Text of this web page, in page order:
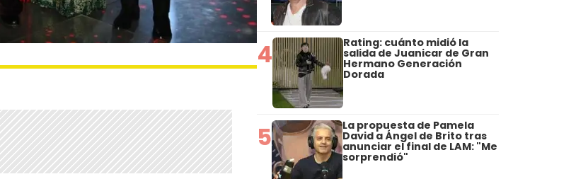
4 Rating: cuánto midió la
salida de Juanicar de Gran
Hermano Generación
Dorada
5 La propuesta de Pamela
David a Ángel de Brito tras
anunciar el final de LAM: "Me
sorprendió"